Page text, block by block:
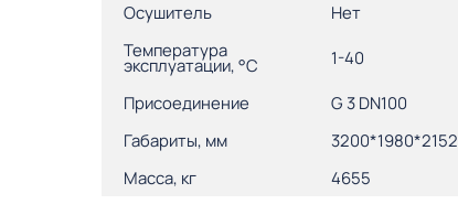
Осушитель
Нет
Температура
эксплуатации, °С 1-40
Присоединение
G 3 DN100
Габариты, мм
3200*1980*2152
Масса, кг
4655